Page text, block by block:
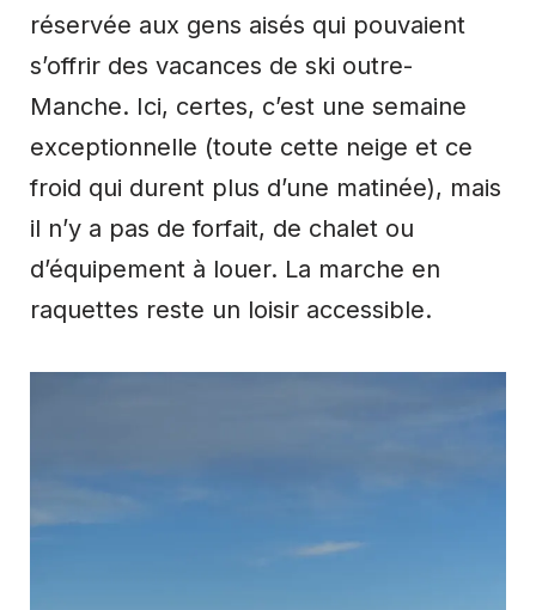
réservée aux gens aisés qui pouvaient
s’offrir des vacances de ski outre-
Manche. Ici, certes, c’est une semaine
exceptionnelle (toute cette neige et ce
froid qui durent plus d’une matinée), mais
il n’y a pas de forfait, de chalet ou
d’équipement à louer. La marche en
raquettes reste un loisir accessible.